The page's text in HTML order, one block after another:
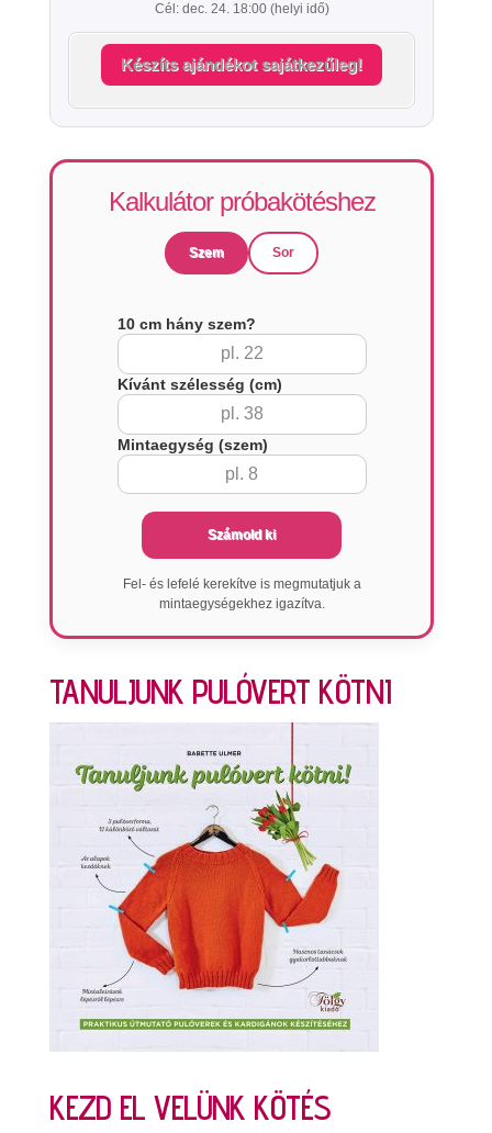
Cél: dec. 24. 18:00 (helyi idő)
Készíts ajándékot sajátkezűleg!
Kalkulátor próbakötéshez
Szem Sor
10 cm hány szem?
Kívánt szélesség (cm)
Mintaegység (szem)
Számold ki
Fel- és lefelé kerekítve is megmutatjuk a
mintaegységekhez igazítva.
TANULJUNK PULÓVERT KÖTNI
KEZD EL VELÜNK KÖTÉS